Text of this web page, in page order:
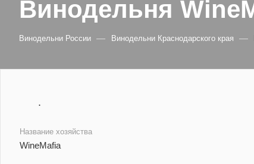
Винодельня
Винодельни России — Винодельни Краснодарского края —
.
Название хозяйства
WineMafia